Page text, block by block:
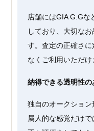
店舗にはGIA G.Gな
しており、大切な
す。査定の正確さ
なくご利用いただけ
納得できる透明性の
独自のオークション
属人的な感覚だけ